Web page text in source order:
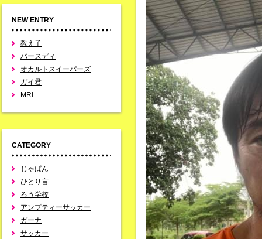
NEW ENTRY
教え子
バースディ
オカルトスイーパーズ
ガイ君
MRI
CATEGORY
じゃぱん
ひとり言
ろう学校
アンプティーサッカー
ガーナ
サッカー